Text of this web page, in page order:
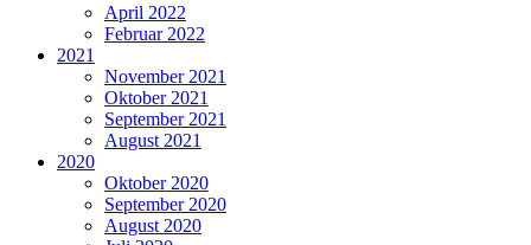
April 2022
Februar 2022
2021
November 2021
Oktober 2021
September 2021
August 2021
2020
Oktober 2020
September 2020
August 2020